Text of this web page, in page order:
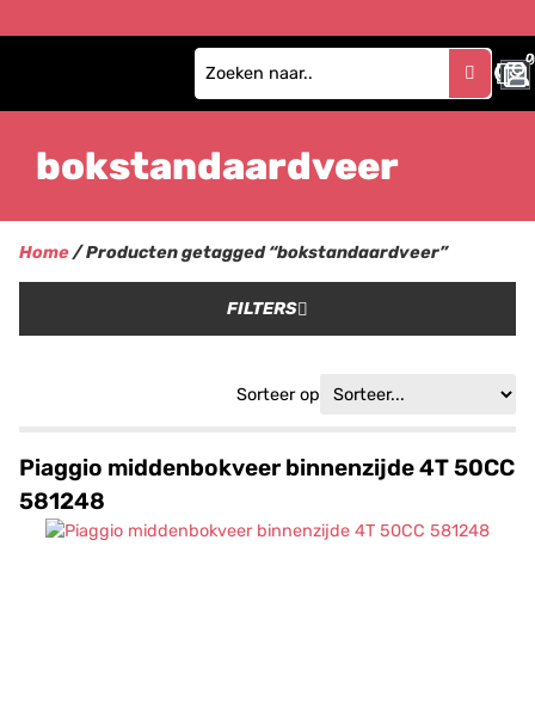
0
0
bokstandaardveer
Home/ Producten getagged “bokstandaardveer”
FILTERS
Sorteer op
Piaggio middenbokveer binnenzijde 4T 50CC
581248